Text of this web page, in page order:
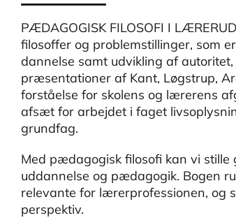
PÆDAGOGISK FILOSOFI I
filosoffer og problemstillinger, som
dannelse samt udvikling af
præsentationer af Kant, Løgstrup,
forståelse for skolens og lærerens
afsæt for arbejdet i faget
grundfag.
Med pædagogisk filosofi kan vi
uddannelse og pædagogik. Bogen
relevante for lærerprofessionen, og
perspektiv.